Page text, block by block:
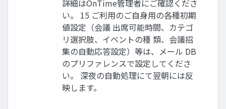
詳細はOnTime管理者にご確認くださ
い。 15 ご利用のご自身用の各種初期
値設定（会議 出席可能時間、カテゴ
リ選択肢、イベントの種 類、会議招
集の自動応答設定）等は、メール DB
のプリファレンスで設定してくださ
い。 深夜の自動処理にて翌朝には反
映します。